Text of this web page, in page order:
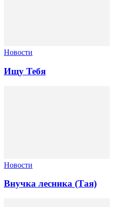
Новости
Ищу Тебя
Новости
Внучка лесника (Тая)